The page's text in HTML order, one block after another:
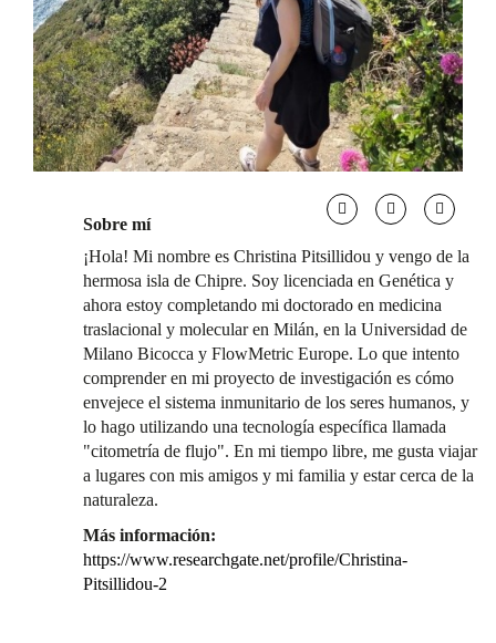
Sobre mí
¡Hola! Mi nombre es Christina Pitsillidou y vengo de la
hermosa isla de Chipre. Soy licenciada en Genética y
ahora estoy completando mi doctorado en medicina
traslacional y molecular en Milán, en la Universidad de
Milano Bicocca y FlowMetric Europe. Lo que intento
comprender en mi proyecto de investigación es cómo
envejece el sistema inmunitario de los seres humanos, y
lo hago utilizando una tecnología específica llamada
"citometría de flujo". En mi tiempo libre, me gusta viajar
a lugares con mis amigos y mi familia y estar cerca de la
naturaleza.
Más información:
https://www.researchgate.net/profile/Christina-
Pitsillidou-2